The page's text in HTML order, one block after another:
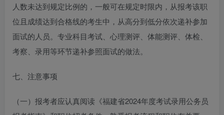
人数未达到规定比例的，一般可在规定时限内，从报考该职
位且成绩达到合格线的考生中，从高分到低分依次递补参加
面试的人员。专业科目考试、心理测评、体能测评、体检、
考察、录用等环节递补参照面试的做法。
七、注意事项
（一）报考者应认真阅读《福建省2024年度考试录用公务员